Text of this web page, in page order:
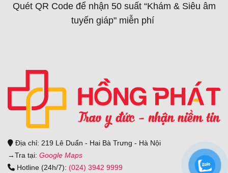
Địa chỉ: 219 Lê Duẩn - Hai Bà Trưng - Hà Nội
→Tra tại: Google Maps
Hotline (24h/7): (024) 3942 9999
Quét QR Code để nhận 50 suất “Khám & Siêu âm
tuyến giáp" miễn phí